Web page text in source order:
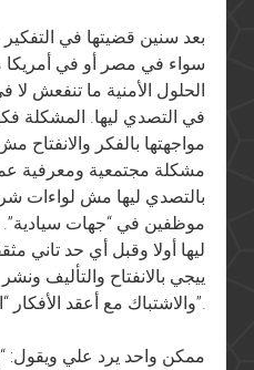
بعد سنين قضيتها في
سواء في مصر أو في
الحلول الأمنية ما تنفعش
في التصدي ليها. المشكلة
مواجهتها بالفكر
مشكلة مجتمعية ومعرفية
بالتصدي ليها مش لواءات
موظفين في “جهات
ليها أولا وقبل أي حد تاني
ييجي بالانفتاح والتأليف
والاشتباك مع أعقد الأفكار “التكفيرية” و”الإرهابية”.
ممكن واحد يرد علي ويقول: